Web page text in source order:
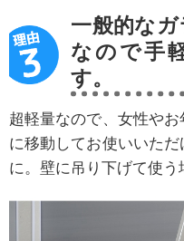
一般的な
なので手
す。
超軽量なので、女性や
に移動してお使いいた
に。壁に吊り下げて使う